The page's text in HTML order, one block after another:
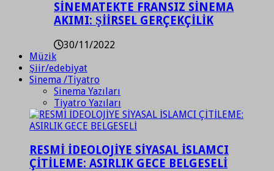
SİNEMATEKTE FRANSIZ SİNEMA
AKIMI: ŞİİRSEL GERÇEKÇİLİK
30/11/2022
Müzik
Şiir/edebiyat
Sinema /Tiyatro
Sinema Yazıları
Tiyatro Yazıları
RESMİ İDEOLOJİYE SİYASAL İSLAMCI
ÇİTİLEME: ASIRLIK GECE BELGESELİ